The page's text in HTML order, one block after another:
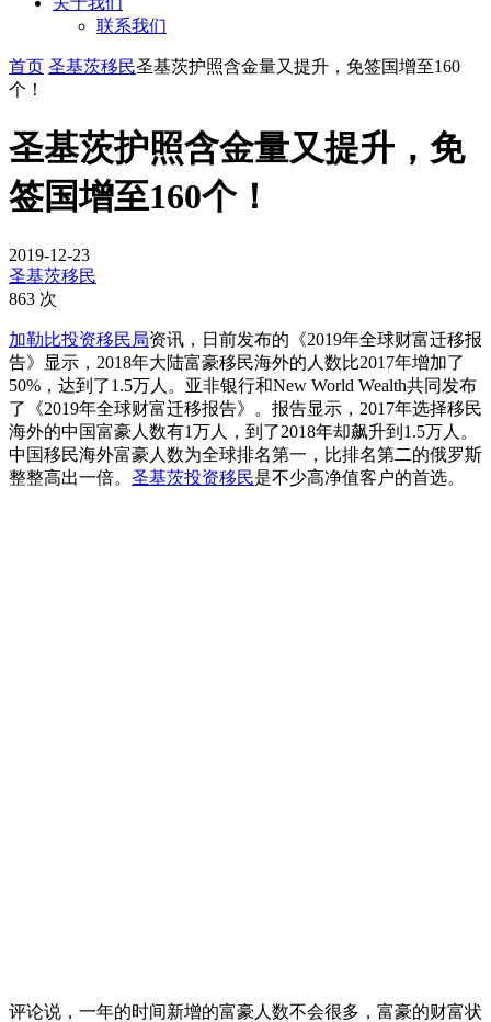
联系我们
首页 圣基茨移民圣基茨护照含金量又提升，免签国增至160
个！
圣基茨护照含金量又提升，免
签国增至160个！
2019-12-23
圣基茨移民
863 次
加勒比投资移民局资讯，日前发布的《2019年全球财富迁移报
告》显示，2018年大陆富豪移民海外的人数比2017年增加了
50%，达到了1.5万人。亚非银行和New World Wealth共同发布
了《2019年全球财富迁移报告》。报告显示，2017年选择移民
海外的中国富豪人数有1万人，到了2018年却飙升到1.5万人。
中国移民海外富豪人数为全球排名第一，比排名第二的俄罗斯
整整高出一倍。 圣基茨投资移民是不少高净值客户的首选。
评论说，一年的时间新增的富豪人数不会很多，富豪的财富状